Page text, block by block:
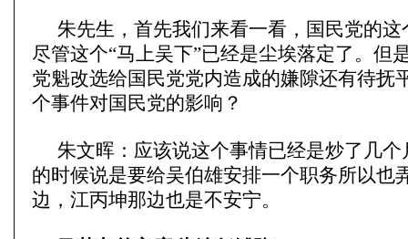
朱先生，首先我们来看一看，国民党的
尽管这个“马上吴下”已经是尘埃落定了。但
党魁改选给国民党党内造成的嫌隙还有待抚
个事件对国民党的影响？
朱文晖：应该说这个事情已经是炒了几
的时候说是要给吴伯雄安排一个职务所以也
边，江丙坤那边也是不安宁。